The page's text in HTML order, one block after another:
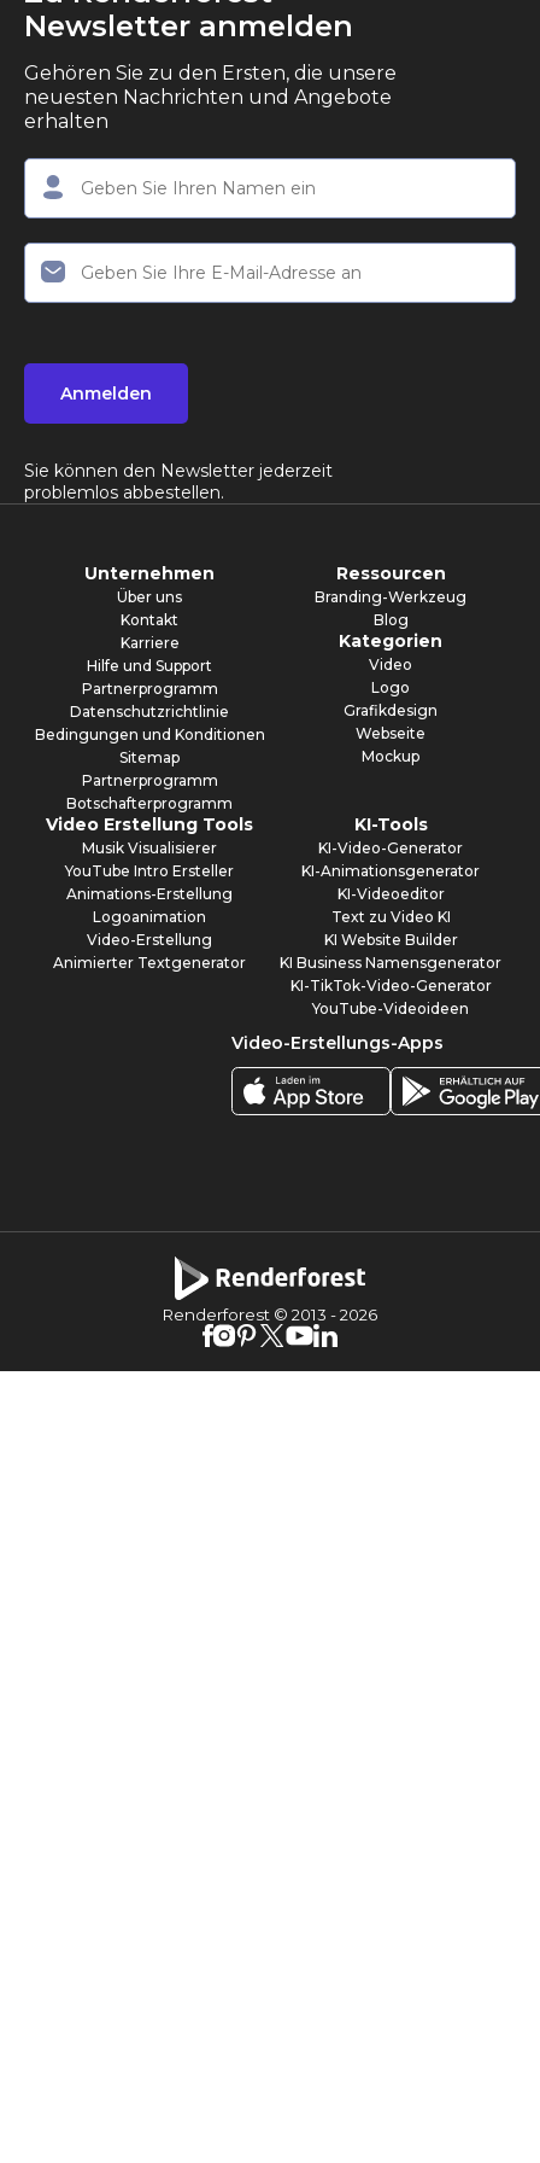
Newsletter anmelden
Gehören Sie zu den Ersten, die unsere
neuesten Nachrichten und Angebote
erhalten
Anmelden
Sie können den Newsletter jederzeit
problemlos abbestellen.
Unternehmen
Über uns
Kontakt
Karriere
Hilfe und Support
Partnerprogramm
Datenschutzrichtlinie
Bedingungen und Konditionen
Sitemap
Partnerprogramm
Botschafterprogramm
Ressourcen
Branding-Werkzeug
Blog
Kategorien
Video
Logo
Grafikdesign
Webseite
Mockup
Video Erstellung Tools
Musik Visualisierer
YouTube Intro Ersteller
Animations-Erstellung
Logoanimation
Video-Erstellung
Animierter Textgenerator
KI-Tools
KI-Video-Generator
KI-Animationsgenerator
KI-Videoeditor
Text zu Video KI
KI Website Builder
KI Business Namensgenerator
KI-TikTok-Video-Generator
YouTube-Videoideen
Video-Erstellungs-Apps
Renderforest © 2013 -2026